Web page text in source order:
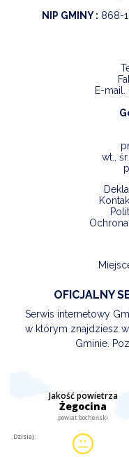
NIP GMINY : 868-
E-mail.
wt.,
OFICJALNY
Serwis internetowy
w którym znajdziesz
Gminie.